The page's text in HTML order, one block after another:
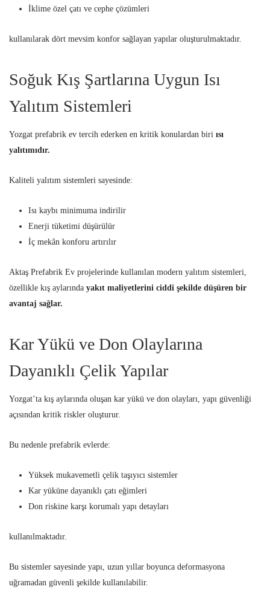
İklime özel çatı ve cephe çözümleri
kullanılarak dört mevsim konfor sağlayan yapılar oluşturulmaktadır.
Soğuk Kış Şartlarına Uygun Isı
Yalıtım Sistemleri
Yozgat prefabrik ev tercih ederken en kritik konulardan biri ısı
yalıtımıdır.
Kaliteli yalıtım sistemleri sayesinde:
Isı kaybı minimuma indirilir
Enerji tüketimi düşürülür
İç mekân konforu artırılır
Aktaş Prefabrik Ev projelerinde kullanılan modern yalıtım sistemleri,
özellikle kış aylarında yakıt maliyetlerini ciddi şekilde düşüren bir
avantaj sağlar.
Kar Yükü ve Don Olaylarına
Dayanıklı Çelik Yapılar
Yozgat’ta kış aylarında oluşan kar yükü ve don olayları, yapı güvenliği
açısından kritik riskler oluşturur.
Bu nedenle prefabrik evlerde:
Yüksek mukavemetli çelik taşıyıcı sistemler
Kar yüküne dayanıklı çatı eğimleri
Don riskine karşı korumalı yapı detayları
kullanılmaktadır.
Bu sistemler sayesinde yapı, uzun yıllar boyunca deformasyona
uğramadan güvenli şekilde kullanılabilir.